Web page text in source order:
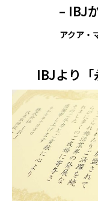
– IBJ
アクア・
IBJより